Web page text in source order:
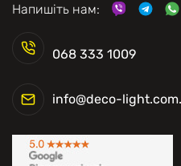
068 333 1009
info@deco-
Напишіть нам: